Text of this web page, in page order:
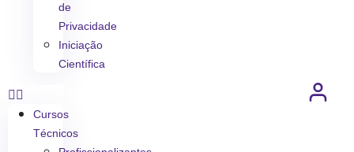
de
Privacidade
Iniciação
Científica
Cursos
Técnicos